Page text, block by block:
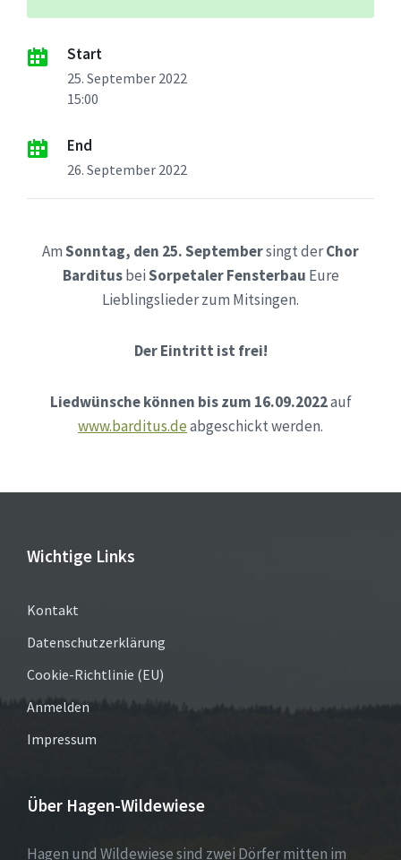
Start
25. September 2022
15:00
End
26. September 2022
AmSonntag, den 25. Septembersingt derChor
BarditusbeiSorpetaler Fensterbau Eure
Lieblingslieder zum Mitsingen.
Der Eintritt ist frei!
Liedwünsche können bis zum 16.09.2022auf
www.barditus.deabgeschickt werden.
Wichtige Links
Kontakt
Datenschutzerklärung
Cookie-Richtlinie (EU)
Anmelden
Impressum
Über Hagen-Wildewiese
Hagen und Wildewiese sind zwei Dörfer mitten im